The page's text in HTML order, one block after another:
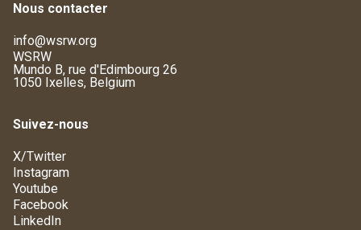
Nous contacter
info@wsrw.org
WSRW
Mundo B, rue d'Edimbourg 26
1050 Ixelles, Belgium
Suivez-nous
X/Twitter
Instagram
Youtube
Facebook
LinkedIn